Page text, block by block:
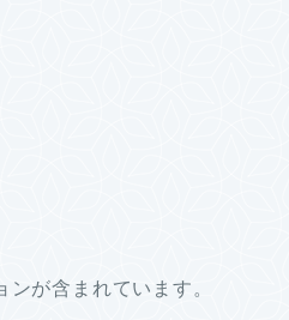
が含まれています。